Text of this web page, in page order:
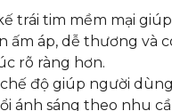
trái tim mềm mại
ấm áp, dễ thương và
rõ ràng hơn.
chế độ giúp người
ánh sáng theo nhu